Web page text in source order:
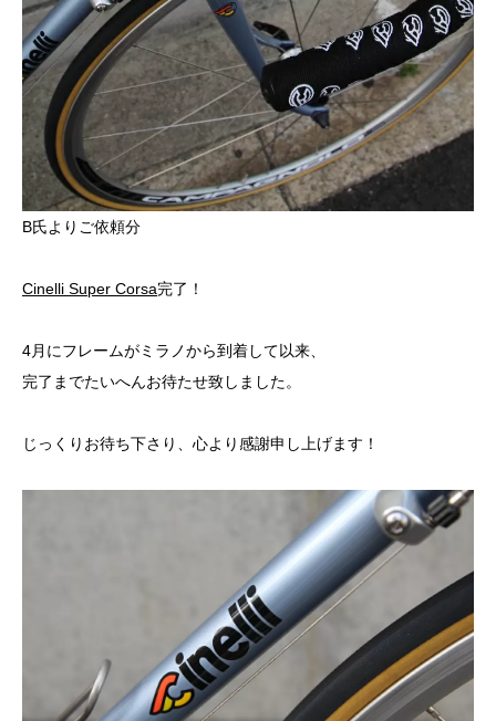
B氏よりご依頼分
Cinelli Super Corsa完了！
4月にフレームがミラノから到着して以来、
完了までたいへんお待たせ致しました。
じっくりお待ち下さり、心より感謝申し上げます！